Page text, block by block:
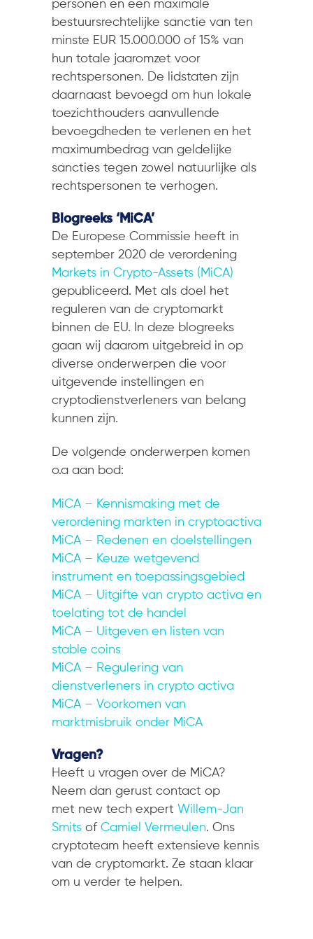
personen en een maximale
bestuursrechtelijke sanctie van ten
minste EUR 15.000.000 of 15% van
hun totale jaaromzet voor
rechtspersonen. De lidstaten zijn
daarnaast bevoegd om hun lokale
toezichthouders aanvullende
bevoegdheden te verlenen en het
maximumbedrag van geldelijke
sancties tegen zowel natuurlijke als
rechtspersonen te verhogen.
Blogreeks ‘MiCA’
De Europese Commissie heeft in
september 2020 de verordening
Markets in Crypto-Assets (MiCA)
gepubliceerd. Met als doel het
reguleren van de cryptomarkt
binnen de EU. In deze blogreeks
gaan wij daarom uitgebreid in op
diverse onderwerpen die voor
uitgevende instellingen en
cryptodienstverleners van belang
kunnen zijn.
De volgende onderwerpen komen
o.a aan bod:
MiCA – Kennismaking met de
verordening markten in cryptoactiva
MiCA – Redenen en doelstellingen
MiCA – Keuze wetgevend
instrument en toepassingsgebied
MiCA – Uitgifte van crypto activa en
toelating tot de handel
MiCA – Uitgeven en listen van
stable coins
MiCA – Regulering van
dienstverleners in crypto activa
MiCA – Voorkomen van
marktmisbruik onder MiCA
Vragen?
Heeft u vragen over de MiCA?
Neem dan gerust contact op
met new tech expert Willem-Jan
Smits of Camiel Vermeulen. Ons
cryptoteam heeft extensieve kennis
van de cryptomarkt. Ze staan klaar
om u verder te helpen.